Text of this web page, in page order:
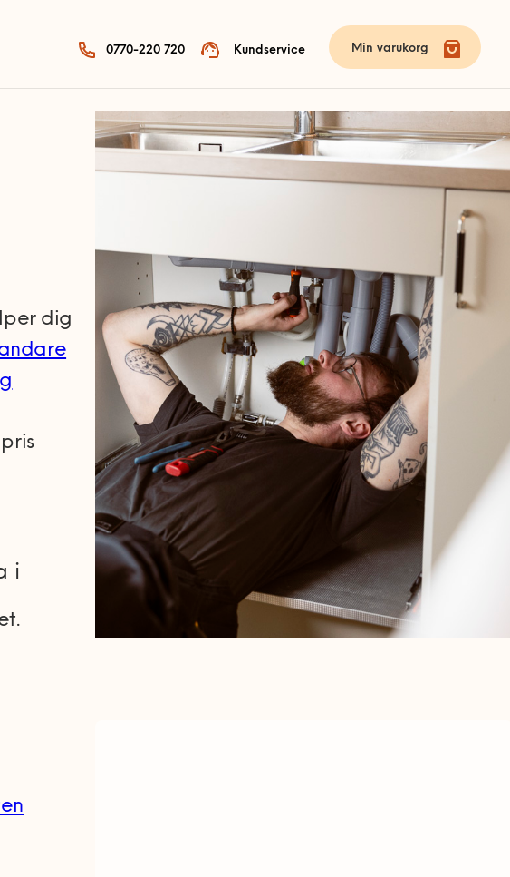
0770-220 720 Kundservice Min varukorg
dig
i